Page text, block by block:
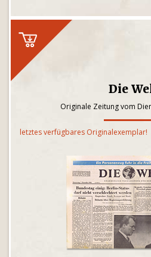
Die
Originale Zeitung vom
letztes verfügbares Originalexemplar!